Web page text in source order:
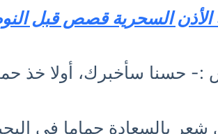
السحرية قصص قبل
:- حسنا سأخبرك، أولا خذ
بالسعادة حماما في